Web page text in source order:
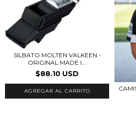
SILBATO MOLTEN VALKEEN -
ORIGINAL MADE I...
$88.10 USD